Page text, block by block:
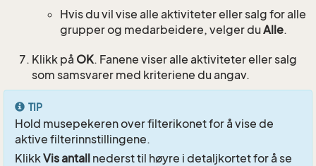
Hvis du vil vise alle aktiviteter eller salg for alle
grupper og medarbeidere, velger duAlle.
Klikk på OK. Fanene viser alle aktiviteter eller salg
som samsvarer med kriteriene du angav.
TIP
Hold musepekeren over filterikonet for å vise de
aktive filterinnstillingene.
KlikkVis antall nederst til høyre i detaljkortet for å se